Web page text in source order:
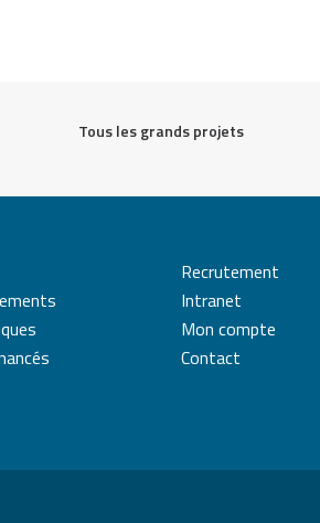
Tous les grands projets
Recrutement
Intranet
Mon compte
Contact